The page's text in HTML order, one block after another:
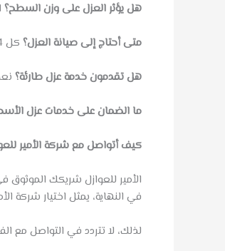
هل يؤثر العزل على وزن السطح؟
متى أحتاج إلى صيانة العزل؟ كل 4-5 سنوات أو عند ظهور أي تسرب.
هل تقدمون خدمة عزل طارئة؟
ما الضمان على خدمات عزل
كيف أتواصل مع شركة الأمير
الأمير للعوازل شريكك
في النهاية، يمثل اختيار شركة
لذلك، لا تتردد في التواصل مع